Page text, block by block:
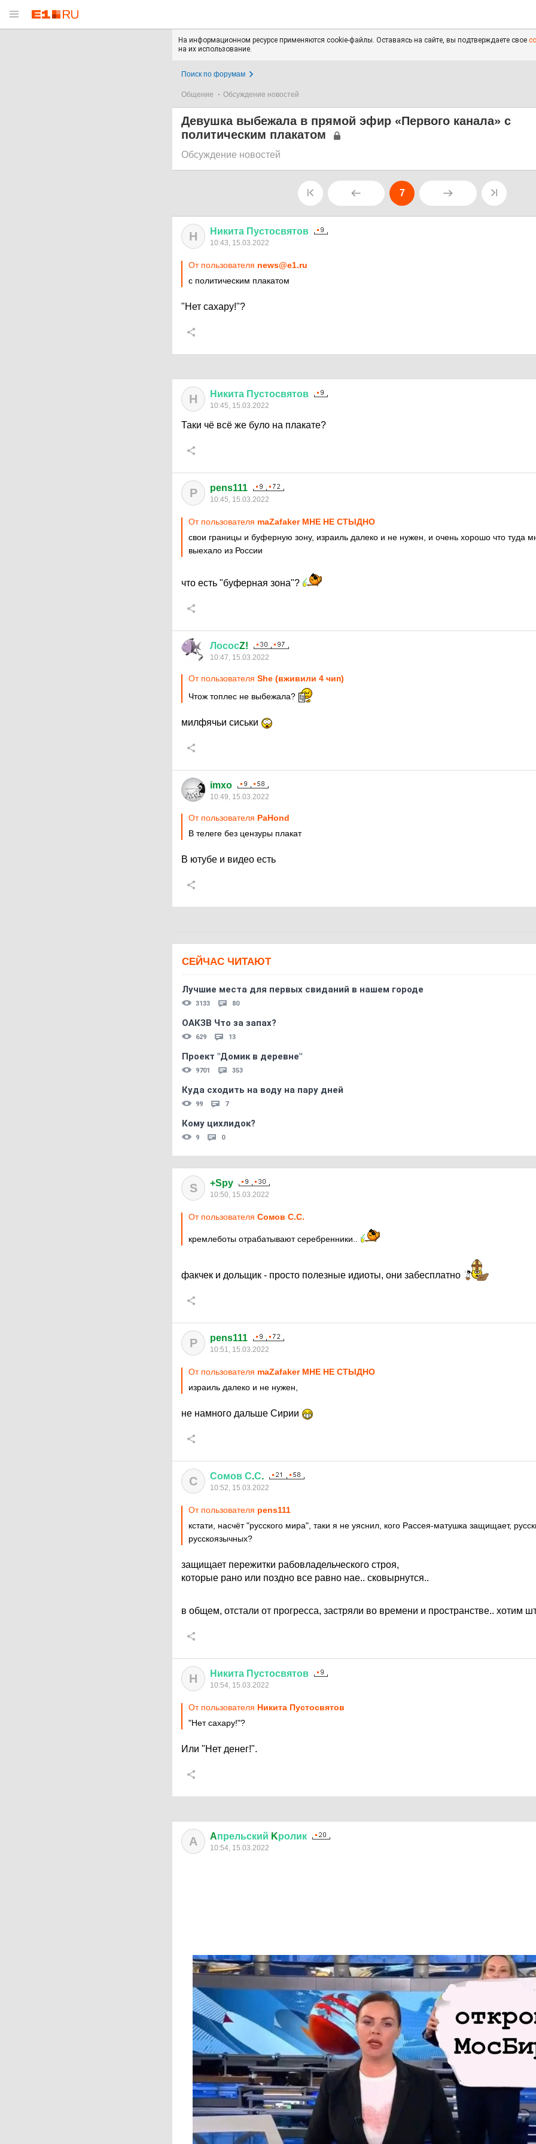
На информационном ресурсе применяются cookie-файлы. Оставаясь на сайте, вы подтверждаете свое
на их использование.
Поиск по форумам
Общение Обсуждение новостей
Девушка выбежала в прямой эфир «Первого канала» с
политическим плакатом
Обсуждение новостей
7
Н Никита Пустосвятов
10:43, 15.03.2022
От пользователя news@e1.ru
с политическим плакатом
"Нет сахару!"?
Н Никита Пустосвятов
10:45, 15.03.2022
Таки чё всё же було на плакате?
P pens111
10:45, 15.03.2022
От пользователя maZafaker МНЕ НЕ СТЫДНО
свои границы и буферную зону, израиль далеко и не нужен, и очень хорошо что туда
выехало из России
что есть "буферная зона"?
ЛососZ!
10:47, 15.03.2022
От пользователя She (вживили 4 чип)
Чтож топлес не выбежала?
милфячьи сиськи
imxo
10:49, 15.03.2022
От пользователя PaHond
В телеге без цензуры плакат
В ютубе и видео есть
СЕЙЧАС ЧИТАЮТ
Лучшие места для первых свиданий в нашем городе
3133 80
ОАКЗВ Что за запах?
629 13
Проект "Домик в деревне"
9701 353
Куда сходить на воду на пару дней
99 7
Кому цихлидок?
9 0
S +Spy
10:50, 15.03.2022
От пользователя Сомов С.С.
кремлеботы отрабатывают серебренники..
факчек и дольщик - просто полезные идиоты, они забесплатно
P pens111
10:51, 15.03.2022
От пользователя maZafaker МНЕ НЕ СТЫДНО
израиль далеко и не нужен,
не намного дальше Сирии
С Сомов С.С.
10:52, 15.03.2022
От пользователя pens111
кстати, насчёт "русского мира", таки я не уяснил, кого Рассея-матушка защищает,
русскоязычных?
защищает пережитки рабовладельческого строя,
которые рано или поздно все равно нае.. сковырнутся..
в общем, отстали от прогресса, застряли во времени и пространстве.. хотим
Н Никита Пустосвятов
10:54, 15.03.2022
От пользователя Никита Пустосвятов
"Нет сахару!"?
Или "Нет денег!".
A Aпрельский Kролик
10:54, 15.03.2022